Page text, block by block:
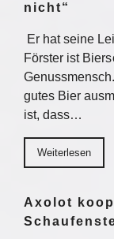
nicht“
Er hat seine
Förster ist
gutes Bier
ist, dass…
Weiterlesen
Axolot